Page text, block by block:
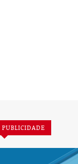
PUBLICIDADE